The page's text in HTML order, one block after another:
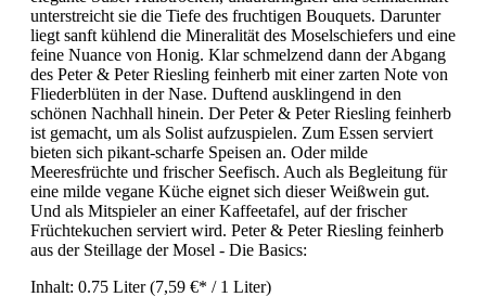
unterstreicht sie die Tiefe des fruchtigen Bouquets. Darunter
liegt sanft kühlend die Mineralität des Moselschiefers und eine
feine Nuance von Honig. Klar schmelzend dann der Abgang
des Peter & Peter Riesling feinherb mit einer zarten Note von
Fliederblüten in der Nase. Duftend ausklingend in den
schönen Nachhall hinein. Der Peter & Peter Riesling feinherb
ist gemacht, um als Solist aufzuspielen. Zum Essen serviert
bieten sich pikant-scharfe Speisen an. Oder milde
Meeresfrüchte und frischer Seefisch. Auch als Begleitung für
eine milde vegane Küche eignet sich dieser Weißwein gut.
Und als Mitspieler an einer Kaffeetafel, auf der frischer
Früchtekuchen serviert wird. Peter & Peter Riesling feinherb
aus der Steillage der Mosel - Die Basics:
Inhalt: 0.75 Liter(7,59 €* / 1 Liter)